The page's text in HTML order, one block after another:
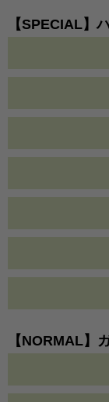
【SPECIAL】
【NORMAL】